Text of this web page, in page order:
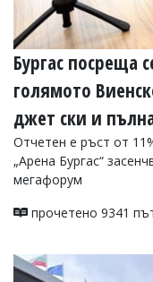
откриете
обиден
за
вас
коментар,
сигнализирайте
ни!
Бургас посреща
голямото
джет ски и
Отчетен е ръст от
„Арена Бургас“
мегафорум
прочетено 9341